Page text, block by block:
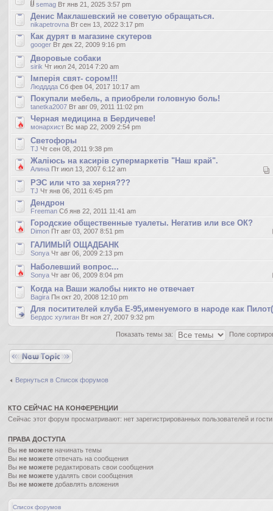
semag Вт янв 21, 2025 3:57 pm
Денис Маклашевский не советую обращаться.
nikapetrovna Вт сен 13, 2022 3:17 pm
Как дурят в магазине скутеров
googer Вт дек 22, 2009 9:16 pm
Дворовые собаки
sirik Чт июл 24, 2014 7:20 am
Імперія свят- сором!!!
Людддда Сб фев 04, 2017 10:17 am
Покупали мебель, а приобрели головную боль!
tanetka2007 Вт авг 09, 2011 11:02 pm
Черная медицина в Бердичеве!
монархист Вс мар 22, 2009 2:54 pm
Светофоры
TJ Чт сен 08, 2011 9:38 pm
Жаліюсь на касирів супермаркетів "Наш край".
Алина Пт июл 13, 2007 6:12 am
РЭС или что за херня???
TJ Чт янв 06, 2011 6:45 pm
Дендрон
Freeman Сб янв 22, 2011 11:41 am
Городские общественные туалеты. Негатив или все ОК?
Dimon Пт авг 03, 2007 8:51 pm
ГАЛИМЫЙ ОЩАДБАНК
Sonya Чт авг 06, 2009 2:13 pm
Наболевший вопрос...
Sonya Чт авг 06, 2009 8:04 pm
Когда на Ваши жалобы никто не отвечает
Bagira Пн окт 20, 2008 12:10 pm
Для поситителей клуба Е-95,именуемого в народе как
Бердос хулиган Вт ноя 27, 2007 9:32 pm
Показать темы за: Поле
Новая тема
Вернуться в Список форумов
КТО СЕЙЧАС НА КОНФЕРЕНЦИИ
Сейчас этот форум просматривают: нет зарегистрированных пользователей и
ПРАВА ДОСТУПА
Вы не можете начинать темы
Вы не можете отвечать на сообщения
Вы не можете редактировать свои сообщения
Вы не можете удалять свои сообщения
Вы не можете добавлять вложения
Список форумов